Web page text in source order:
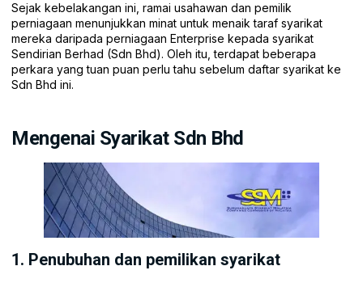
Sejak kebelakangan ini, ramai usahawan dan pemilik
perniagaan menunjukkan minat untuk menaik taraf syarikat
mereka daripada perniagaan Enterprise kepada syarikat
Sendirian Berhad (Sdn Bhd). Oleh itu, terdapat beberapa
perkara yang tuan puan perlu tahu sebelum daftar syarikat ke
Sdn Bhd ini.
Mengenai Syarikat Sdn Bhd
1. Penubuhan dan pemilikan syarikat